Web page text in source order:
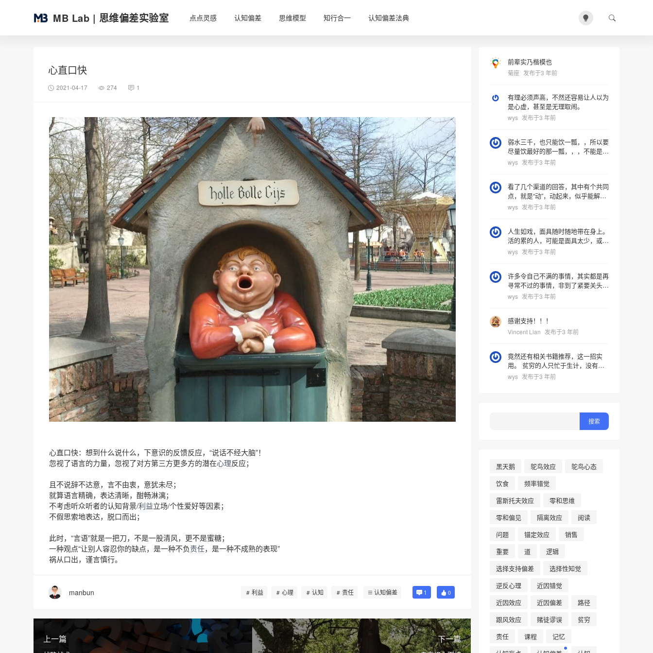
MB Lab | 思维偏差实验室 点点灵感 认知偏差 思维模型 知行合一 认知偏差法典
心直口快
2021-04-17 274 1
心直口快：想到什么说什么，下意识的反馈反应，“说话不经大脑”！
忽视了语言的力量，忽视了对方第三方更多方的潜在心理反应；
且不说辞不达意，言不由衷，意犹未尽；
就算语言精确，表达清晰，酣畅淋漓；
不考虑听众听者的认知背景/利益立场/个性爱好等因素；
不假思索地表达，脱口而出；
此时，“言语”就是一把刀，不是一股清风，更不是蜜糖；
一种观点“让别人容忍你的缺点，是一种不负责任，是一种不成熟的表现”
祸从口出，谨言慎行。
manbun 利益 心理 认知 责任 认知偏差 1 0
上一篇 下一篇
前辈实乃楷模也
菊座 发布于3 年前
有理必须声高，不然还容易让人以为
是心虚，甚至是无理取闹。
wys 发布于3 年前
弱水三千，也只能饮一瓢，，所以要
尽量饮最好的那一瓢，，，不能是，
随随便便的一瓢。所以，不停地选
择，反复的比较，价值的偏差，都正
wys 发布于3 年前
看了几个渠道的回答，其中有个共同
点，就是“动”，动起来，似乎能解决
许多问题。 只是现在许多人都已经
习惯于安逸的生活了，习惯于懒动
wys 发布于3 年前
人生如戏，面具随时随地带在身上。
活的累的人，可能是面具太少，或是
不善于表演吧。自我认知，就是要解
决“我是谁，我从哪里来，要到哪里
wys 发布于3 年前
许多令自己不满的事情，其实都是再
寻常不过的事情，非到了紧要关头，
不会引起重视。
wys 发布于3 年前
感谢支持！！！
Vincent Lian 发布于3 年前
竟然还有相关书籍推荐，这一招实
用。 贫穷的人只忙于生计，没有时
间来学习和发展，可悲！
wys 发布于3 年前
黑天鹅 鸵鸟效应
鸵鸟心态
饮食
频率错觉
雷斯托夫效应
零和思维
零和偏见
隔离效应
阅读
问题
锚定效应
销售
重要
道
逻辑
选择支持偏差
选择性知觉
逆反心理
近因错觉
近因效应
近因偏差
路径
跟风效应
赌徒谬误
贫穷
责任
课程
记忆